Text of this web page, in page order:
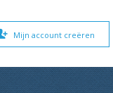
Mijn account creëren